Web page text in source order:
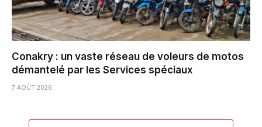
Conakry : un vaste réseau de voleurs de motos
démantelé par les Services spéciaux
7 AOÛT 2026